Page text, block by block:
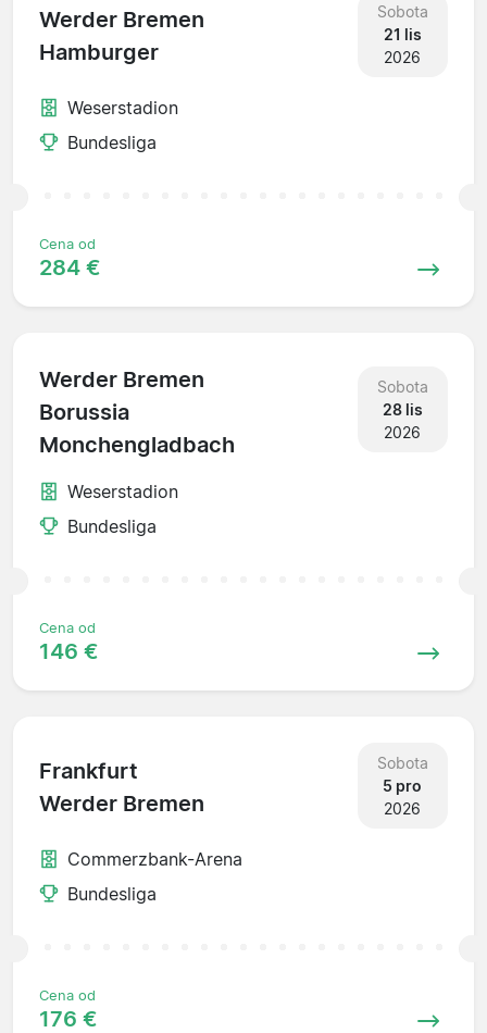
Werder Bremen
Hamburger
Sobota
21 lis
2026
Weserstadion
Bundesliga
Cena od
284 €
Werder Bremen
Borussia
Monchengladbach
Sobota
28 lis
2026
Weserstadion
Bundesliga
Cena od
146 €
Frankfurt
Werder Bremen
Sobota
5 pro
2026
Commerzbank-Arena
Bundesliga
Cena od
176 €